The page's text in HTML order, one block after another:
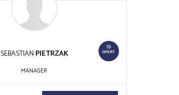
19
OFERT
SEBASTIAN PIETRZAK
MANAGER